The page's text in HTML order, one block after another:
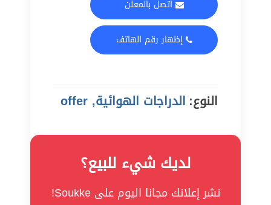
اتصل بالمعلن
إظهار رقم الهاتف
النوع: الدراجات الهوائية, offer
لديك شيء للبيع؟
نشر إعلانك مجانا اليوم على Soukke!